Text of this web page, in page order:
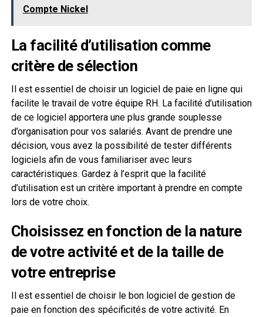
Compte Nickel
La facilité d’utilisation comme
critère de sélection
Il est essentiel de choisir un logiciel de paie en ligne qui
facilite le travail de votre équipe RH. La facilité d’utilisation
de ce logiciel apportera une plus grande souplesse
d’organisation pour vos salariés. Avant de prendre une
décision, vous avez la possibilité de tester différents
logiciels afin de vous familiariser avec leurs
caractéristiques. Gardez à l’esprit que la facilité
d’utilisation est un critère important à prendre en compte
lors de votre choix.
Choisissez en fonction de la nature
de votre activité et de la taille de
votre entreprise
Il est essentiel de choisir le bon logiciel de gestion de
paie en fonction des spécificités de votre activité. En